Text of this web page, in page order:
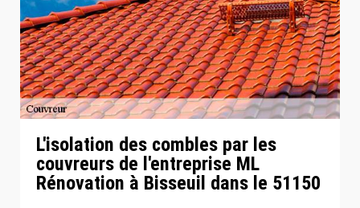
L'isolation des combles par les
couvreurs de l'entreprise ML
Rénovation à Bisseuil dans le 51150